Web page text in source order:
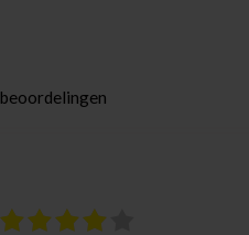
beoordelingen